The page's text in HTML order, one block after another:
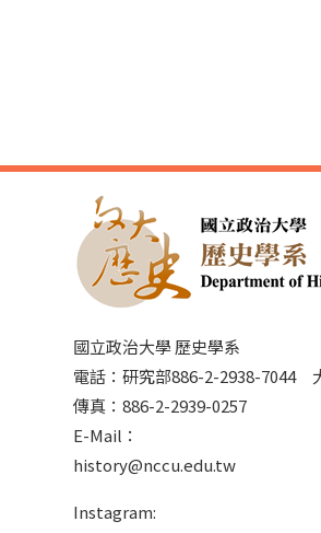
國立政治大學 歷史學系
電話：研究部886-2-2938-7044
傳真：886-2-2939-0257
E-Mail：
history@nccu.edu.tw
Instagram: